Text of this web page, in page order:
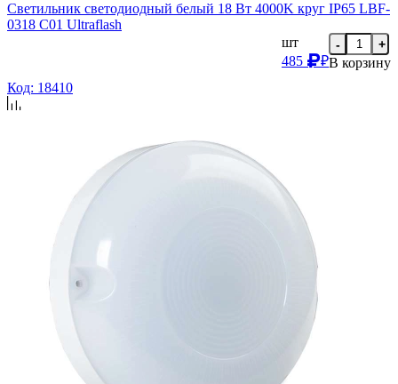
Светильник светодиодный белый 18 Вт 4000K круг IP65 LBF-
0318 C01 Ultraflash
шт
485
₽
- +
В корзину
Код: 18410